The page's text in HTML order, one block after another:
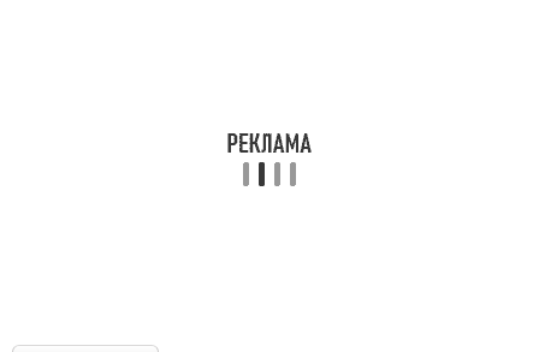
Раковины для ванной